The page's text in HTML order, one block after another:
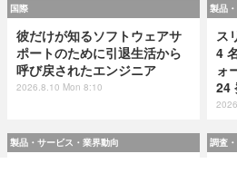
国際
彼だけが知るソフトウェアサ
ポートのために引退生活から
呼び戻されたエンジニア
2026.8.10 Mon 8:10
製品
ス
4
ォ
24
製品・サービス・業界動向 調査